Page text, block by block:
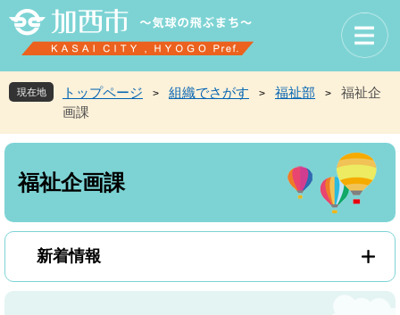
先
頭
す
を
飛
し
へ
現在地 トップページ > 組織でさがす > 福祉部 >
福祉企
画課
本
福祉企画課
新着情報